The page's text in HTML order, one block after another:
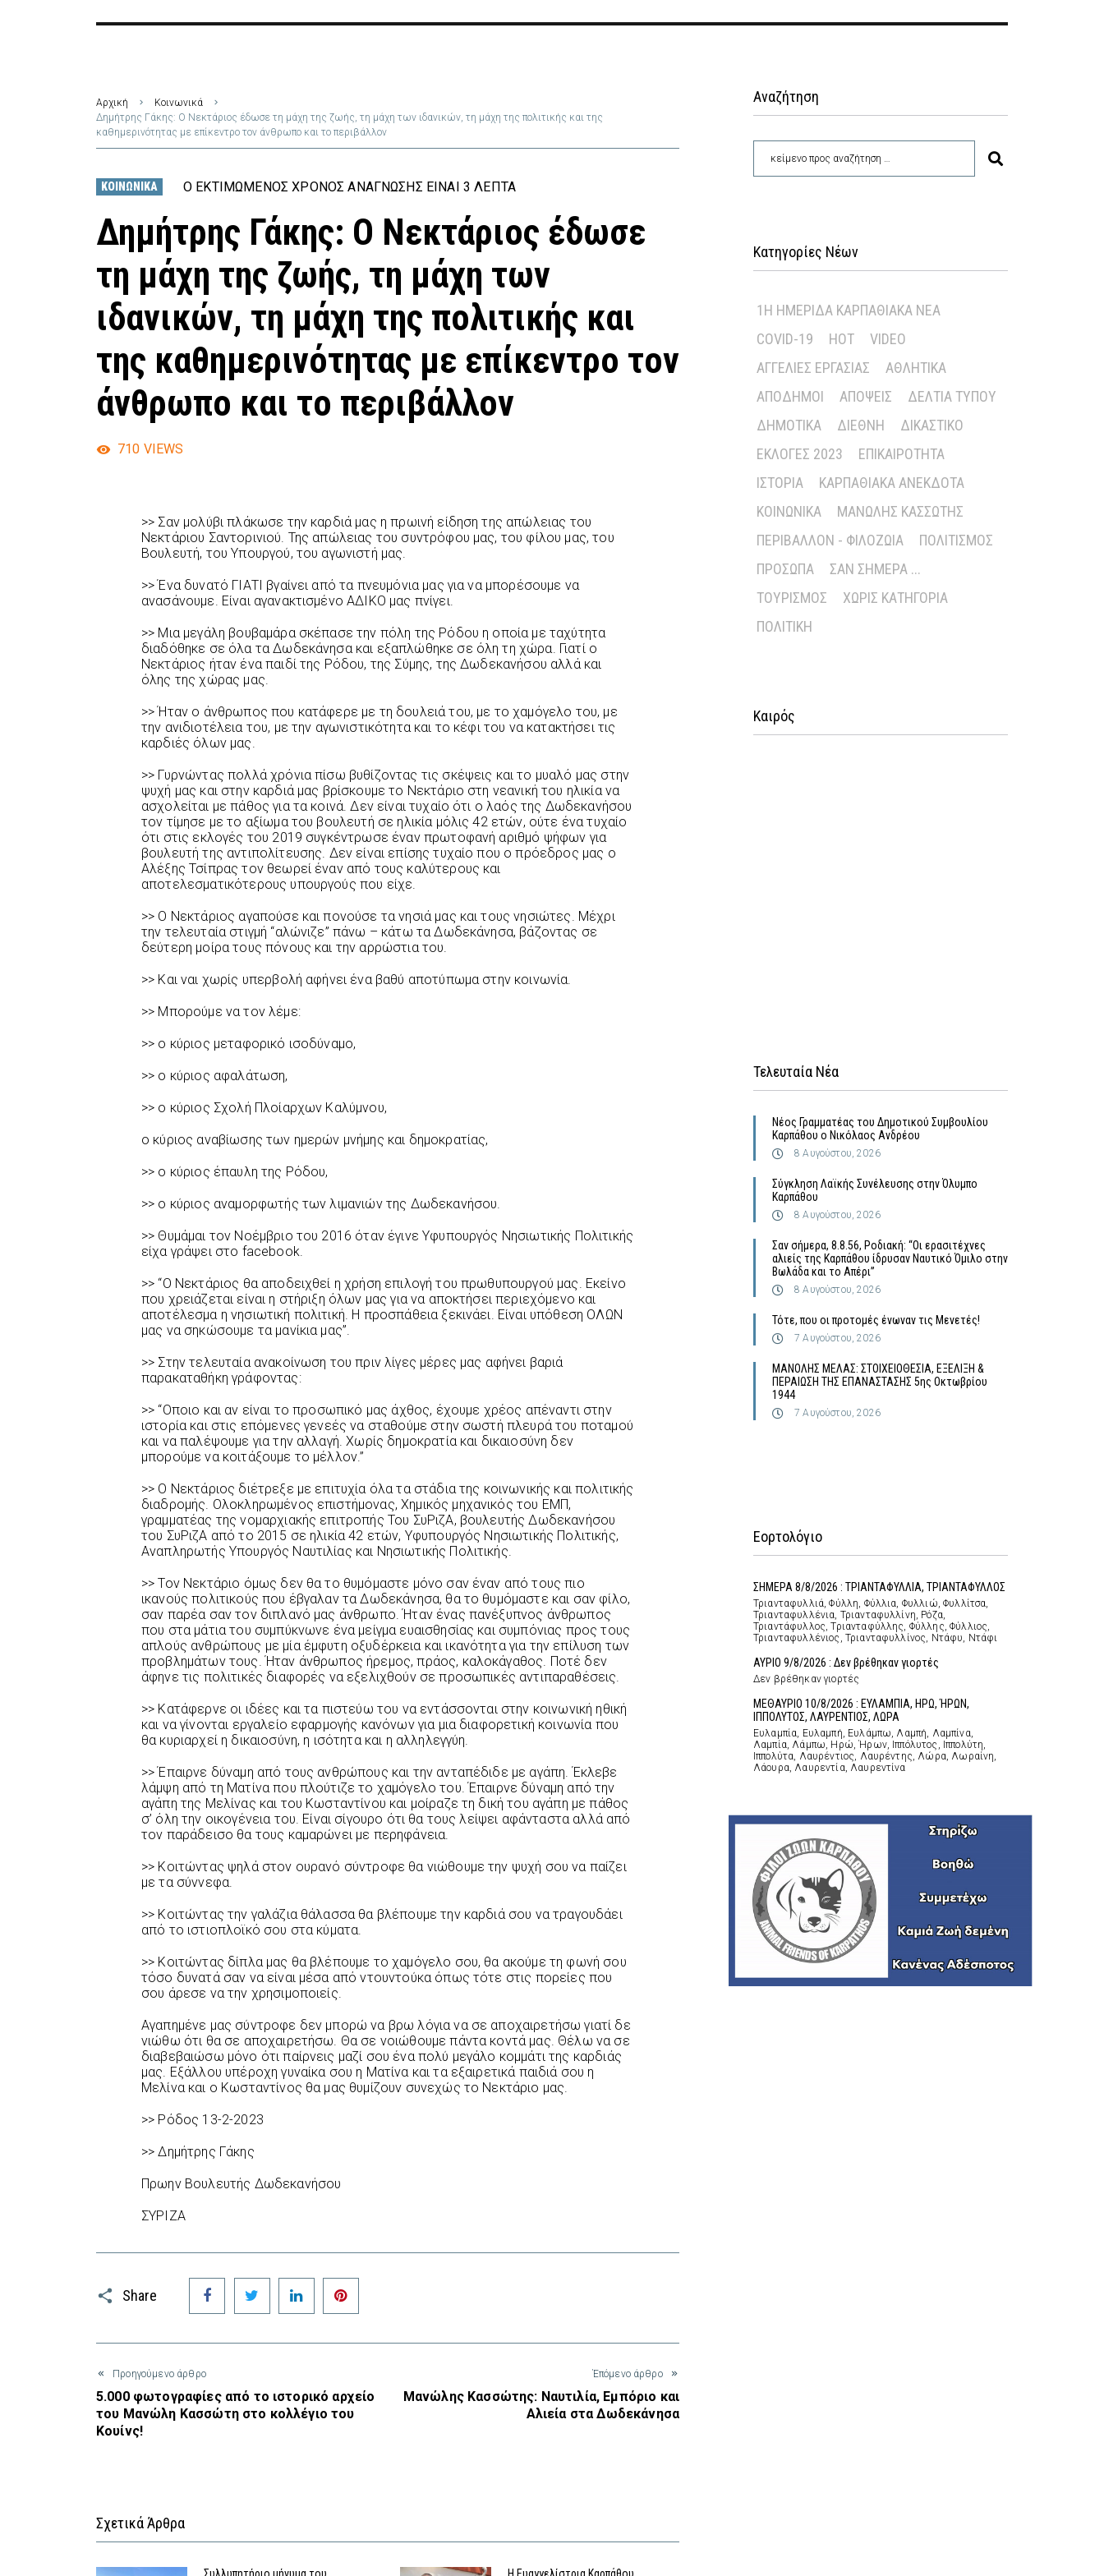
Αρχική
Κοινωνικά
Δημήτρης Γάκης: Ο Νεκτάριος έδωσε τη μάχη της ζωής, τη μάχη των ιδανικών, τη μάχη της πολιτικής και της
καθημερινότητας με επίκεντρο τον άνθρωπο και το περιβάλλον
ΚΟΙΝΩΝΙΚΆ Ο ΕΚΤΙΜΏΜΕΝΟΣ ΧΡΌΝΟΣ ΑΝΆΓΝΩΣΗΣ ΕΊΝΑΙ 3 ΛΕΠΤΆ
Δημήτρης Γάκης: Ο Νεκτάριος έδωσε
τη μάχη της ζωής, τη μάχη των
ιδανικών, τη μάχη της πολιτικής και
της καθημερινότητας με επίκεντρο τον
άνθρωπο και το περιβάλλον
710 VIEWS
>> Σαν μολύβι πλάκωσε την καρδιά μας η πρωινή είδηση της απώλειας του
Νεκτάριου Σαντορινιού. Της απώλειας του συντρόφου μας, του φίλου μας, του
Βουλευτή, του Υπουργού, του αγωνιστή μας.
>> Ένα δυνατό ΓΙΑΤΙ βγαίνει από τα πνευμόνια μας για να μπορέσουμε να
ανασάνουμε. Είναι αγανακτισμένο ΑΔΙΚΟ μας πνίγει.
>> Μια μεγάλη βουβαμάρα σκέπασε την πόλη της Ρόδου η οποία με ταχύτητα
διαδόθηκε σε όλα τα Δωδεκάνησα και εξαπλώθηκε σε όλη τη χώρα. Γιατί ο
Νεκτάριος ήταν ένα παιδί της Ρόδου, της Σύμης, της Δωδεκανήσου αλλά και
όλης της χώρας μας.
>> Ήταν ο άνθρωπος που κατάφερε με τη δουλειά του, με το χαμόγελο του, με
την ανιδιοτέλεια του, με την αγωνιστικότητα και το κέφι του να κατακτήσει τις
καρδιές όλων μας.
>> Γυρνώντας πολλά χρόνια πίσω βυθίζοντας τις σκέψεις και το μυαλό μας στην
ψυχή μας και στην καρδιά μας βρίσκουμε το Νεκτάριο στη νεανική του ηλικία να
ασχολείται με πάθος για τα κοινά. Δεν είναι τυχαίο ότι ο λαός της Δωδεκανήσου
τον τίμησε με το αξίωμα του βουλευτή σε ηλικία μόλις 42 ετών, ούτε ένα τυχαίο
ότι στις εκλογές του 2019 συγκέντρωσε έναν πρωτοφανή αριθμό ψήφων για
βουλευτή της αντιπολίτευσης. Δεν είναι επίσης τυχαίο που ο πρόεδρος μας ο
Αλέξης Τσίπρας τον θεωρεί έναν από τους καλύτερους και
αποτελεσματικότερους υπουργούς που είχε.
>> Ο Νεκτάριος αγαπούσε και πονούσε τα νησιά μας και τους νησιώτες. Μέχρι
την τελευταία στιγμή “αλώνιζε” πάνω – κάτω τα Δωδεκάνησα, βάζοντας σε
δεύτερη μοίρα τους πόνους και την αρρώστια του.
>> Και ναι χωρίς υπερβολή αφήνει ένα βαθύ αποτύπωμα στην κοινωνία.
>> Μπορούμε να τον λέμε:
>> ο κύριος μεταφορικό ισοδύναμο,
>> ο κύριος αφαλάτωση,
>> ο κύριος Σχολή Πλοίαρχων Καλύμνου,
ο κύριος αναβίωσης των ημερών μνήμης και δημοκρατίας,
>> ο κύριος έπαυλη της Ρόδου,
>> ο κύριος αναμορφωτής των λιμανιών της Δωδεκανήσου.
>> Θυμάμαι τον Νοέμβριο του 2016 όταν έγινε Υφυπουργός Νησιωτικής Πολιτικής
είχα γράψει στο facebook.
>> “Ο Νεκτάριος θα αποδειχθεί η χρήση επιλογή του πρωθυπουργού μας. Εκείνο
που χρειάζεται είναι η στήριξη όλων μας για να αποκτήσει περιεχόμενο και
αποτέλεσμα η νησιωτική πολιτική. Η προσπάθεια ξεκινάει. Είναι υπόθεση ΟΛΩΝ
μας να σηκώσουμε τα μανίκια μας”.
>> Στην τελευταία ανακοίνωση του πριν λίγες μέρες μας αφήνει βαριά
παρακαταθήκη γράφοντας:
>> “Οποιο και αν είναι το προσωπικό μας άχθος, έχουμε χρέος απέναντι στην
ιστορία και στις επόμενες γενεές να σταθούμε στην σωστή πλευρά του ποταμού
και να παλέψουμε για την αλλαγή. Χωρίς δημοκρατία και δικαιοσύνη δεν
μπορούμε να κοιτάξουμε το μέλλον.”
>> Ο Νεκτάριος διέτρεξε με επιτυχία όλα τα στάδια της κοινωνικής και πολιτικής
διαδρομής. Ολοκληρωμένος επιστήμονας, Χημικός μηχανικός του ΕΜΠ,
γραμματέας της νομαρχιακής επιτροπής Του ΣυΡιζΑ, βουλευτής Δωδεκανήσου
του ΣυΡιζΑ από το 2015 σε ηλικία 42 ετών, Υφυπουργός Νησιωτικής Πολιτικής,
Αναπληρωτής Υπουργός Ναυτιλίας και Νησιωτικής Πολιτικής.
>> Τον Νεκτάριο όμως δεν θα το θυμόμαστε μόνο σαν έναν από τους πιο
ικανούς πολιτικούς που έβγαλαν τα Δωδεκάνησα, θα το θυμόμαστε και σαν φίλο,
σαν παρέα σαν τον διπλανό μας άνθρωπο. Ήταν ένας πανέξυπνος άνθρωπος
που στα μάτια του συμπύκνωνε ένα μείγμα ευαισθησίας και συμπόνιας προς τους
απλούς ανθρώπους με μία έμφυτη οξυδέρκεια και ικανότητα για την επίλυση των
προβλημάτων τους. Ήταν άνθρωπος ήρεμος, πράος, καλοκάγαθος. Ποτέ δεν
άφηνε τις πολιτικές διαφορές να εξελιχθούν σε προσωπικές αντιπαραθέσεις.
>> Κατάφερνε οι ιδέες και τα πιστεύω του να εντάσσονται στην κοινωνική ηθική
και να γίνονται εργαλείο εφαρμογής κανόνων για μια διαφορετική κοινωνία που
θα κυριαρχεί η δικαιοσύνη, η ισότητα και η αλληλεγγύη.
>> Έπαιρνε δύναμη από τους ανθρώπους και την ανταπέδιδε με αγάπη. Έκλεβε
λάμψη από τη Ματίνα που πλούτιζε το χαμόγελο του. Έπαιρνε δύναμη από την
αγάπη της Μελίνας και του Κωσταντίνου και μοίραζε τη δική του αγάπη με πάθος
σ’ όλη την οικογένεια του. Είναι σίγουρο ότι θα τους λείψει αφάνταστα αλλά από
τον παράδεισο θα τους καμαρώνει με περηφάνεια.
>> Κοιτώντας ψηλά στον ουρανό σύντροφε θα νιώθουμε την ψυχή σου να παίζει
με τα σύννεφα.
>> Κοιτώντας την γαλάζια θάλασσα θα βλέπουμε την καρδιά σου να τραγουδάει
από το ιστιοπλοϊκό σου στα κύματα.
>> Κοιτώντας δίπλα μας θα βλέπουμε το χαμόγελο σου, θα ακούμε τη φωνή σου
τόσο δυνατά σαν να είναι μέσα από ντουντούκα όπως τότε στις πορείες που
σου άρεσε να την χρησιμοποιείς.
Αγαπημένε μας σύντροφε δεν μπορώ να βρω λόγια να σε αποχαιρετήσω γιατί δε
νιώθω ότι θα σε αποχαιρετήσω. Θα σε νοιώθουμε πάντα κοντά μας. Θέλω να σε
διαβεβαιώσω μόνο ότι παίρνεις μαζί σου ένα πολύ μεγάλο κομμάτι της καρδιάς
μας. Εξάλλου υπέροχη γυναίκα σου η Ματίνα και τα εξαιρετικά παιδιά σου η
Μελίνα και ο Κωσταντίνος θα μας θυμίζουν συνεχώς το Νεκτάριο μας.
>> Ρόδος 13-2-2023
>> Δημήτρης Γάκης
Πρωην Βουλευτής Δωδεκανήσου
ΣΥΡΙΖΑ
Share
Facebook Twitter LinkedIn
Προηγούμενο άρθρο
5.000 φωτογραφίες από το ιστορικό αρχείο
του Μανώλη Κασσώτη στο κολλέγιο του
Κουίνς!
Έπόμενο άρθρο
Μανώλης Κασσώτης: Ναυτιλία, Εμπόριο και
Αλιεία στα Δωδεκάνησα
Σχετικά Άρθρα
Αναζήτηση
Κατηγορίες Νέων
1Η ΗΜΕΡΊΔΑ ΚΑΡΠΑΘΙΑΚΆ ΝΈΑ
COVID-19
HOT
VIDEO
ΑΓΓΕΛΊΕΣ ΕΡΓΑΣΊΑΣ
ΑΘΛΗΤΙΚΆ
ΑΠΌΔΗΜΟΙ
ΑΠΌΨΕΙΣ
ΔΕΛΤΊΑ ΤΎΠΟΥ
ΔΗΜΟΤΙΚΆ
ΔΙΕΘΝΉ
ΔΙΚΑΣΤΙΚΌ
ΕΚΛΟΓΈΣ 2023
ΕΠΙΚΑΙΡΌΤΗΤΑ
ΙΣΤΟΡΊΑ
ΚΑΡΠΑΘΙΑΚΆ ΑΝΈΚΔΟΤΑ
ΚΟΙΝΩΝΙΚΆ
ΜΑΝΏΛΗΣ ΚΑΣΣΏΤΗΣ
ΠΕΡΙΒΆΛΛΟΝ - ΦΙΛΟΖΩΊΑ
ΠΟΛΙΤΙΣΜΌΣ
ΠΡΌΣΩΠΑ
ΣΑΝ ΣΉΜΕΡΑ ...
ΤΟΥΡΙΣΜΌΣ
ΧΩΡΊΣ ΚΑΤΗΓΟΡΊΑ
ΠΟΛΙΤΙΚΉ
Καιρός
Τελευταία Νέα
Νέος Γραμματέας του Δημοτικού Συμβουλίου
Καρπάθου ο Νικόλαος Ανδρέου
8 Αυγούστου, 2026
Σύγκληση Λαϊκής Συνέλευσης στην Όλυμπο
Καρπάθου
8 Αυγούστου, 2026
Σαν σήμερα, 8.8.56, Ροδιακή: “Οι ερασιτέχνες
αλιείς της Καρπάθου ίδρυσαν Ναυτικό Όμιλο στην
Βωλάδα και το Απέρι”
8 Αυγούστου, 2026
Τότε, που οι προτομές ένωναν τις Μενετές!
7 Αυγούστου, 2026
MΑΝΟΛΗΣ ΜΕΛΑΣ: ΣΤΟΙΧΕΙΟΘΕΣΙΑ, ΕΞΕΛΙΞΗ &
ΠΕΡΑΙΩΣΗ ΤΗΣ ΕΠΑΝΑΣΤΑΣΗΣ 5ης Οκτωβρίου
1944
7 Αυγούστου, 2026
Εορτολόγιο
ΣΗΜΕΡΑ 8/8/2026 : ΤΡΙΑΝΤΑΦΥΛΛΙΑ, ΤΡΙΑΝΤΑΦΥΛΛΟΣ
Τριανταφυλλιά, Φύλλη, Φύλλια, Φυλλιώ, Φυλλίτσα,
Τριανταφυλλένια, Τριανταφυλλίνη, Ρόζα,
Τριαντάφυλλος, Τριανταφύλλης, Φύλλης, Φύλλιος,
Τριανταφυλλένιος, Τριανταφυλλίνος, Ντάφυ, Ντάφι
ΑΥΡΙΟ 9/8/2026 : Δεν βρέθηκαν γιορτές
Δεν βρέθηκαν γιορτές
ΜΕΘΑΥΡΙΟ 10/8/2026 : ΕΥΛΑΜΠΙΑ, ΗΡΩ, ΉΡΩΝ,
ΙΠΠΟΛΥΤΟΣ, ΛΑΥΡΕΝΤΙΟΣ, ΛΩΡΑ
Ευλαμπία, Ευλαμπή, Ευλάμπω, Λαμπή, Λαμπίνα,
Λαμπία, Λάμπω, Ηρώ, Ήρων, Ιππόλυτος, Ιππολύτη,
Ιππολύτα, Λαυρέντιος, Λαυρέντης, Λώρα, Λωραίνη,
Λάουρα, Λαυρεντία, Λαυρεντίνα